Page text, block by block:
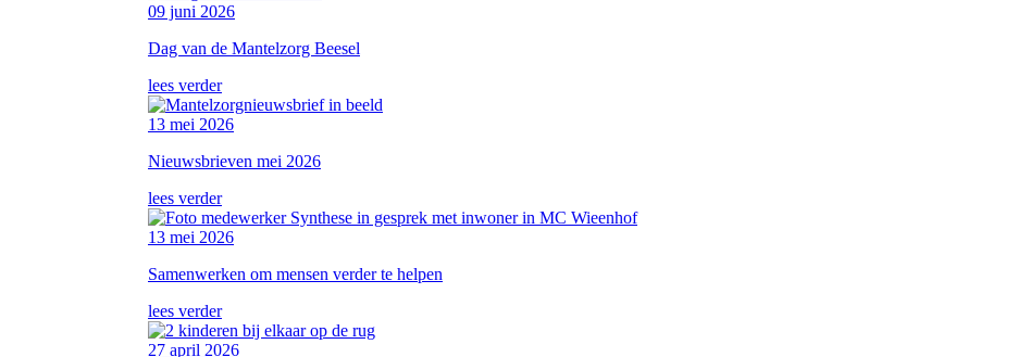
09 juni 2026
Dag van de Mantelzorg Beesel
lees verder
13 mei 2026
Nieuwsbrieven mei 2026
lees verder
13 mei 2026
Samenwerken om mensen verder te helpen
lees verder
27 april 2026